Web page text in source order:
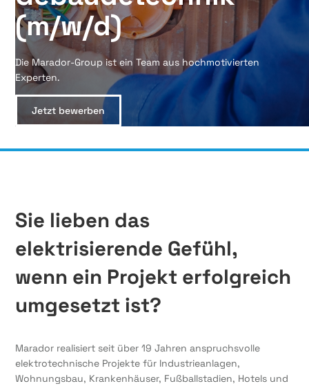
(m/w/d)
Die Marador-Group ist ein Team aus hochmotivierten
Experten.
Jetzt bewerben
Sie lieben das
elektrisierende Gefühl,
wenn ein Projekt erfolgreich
umgesetzt ist?
Marador realisiert seit über 19 Jahren anspruchsvolle
elektrotechnische Projekte für Industrieanlagen,
Wohnungsbau, Krankenhäuser, Fußballstadien, Hotels und